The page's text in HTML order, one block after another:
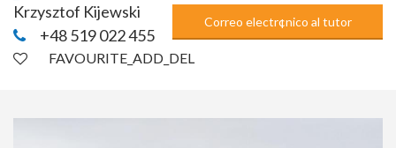
Krzysztof Kijewski
+48 519 022 455
Correo electr¢nico al tutor
FAVOURITE_ADD_DEL